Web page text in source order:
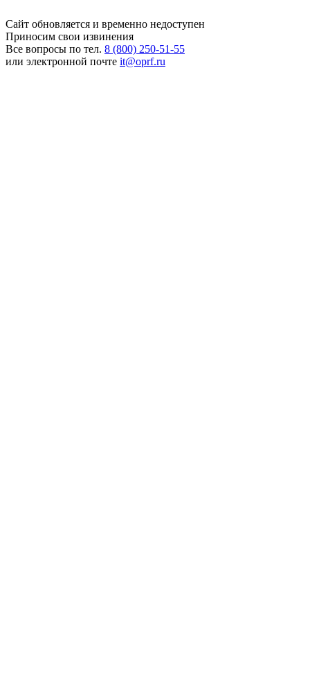
Сайт обновляется и временно недоступен
Приносим свои извинения
Все вопросы по тел. 8 (800) 250-51-55
или электронной почте it@oprf.ru